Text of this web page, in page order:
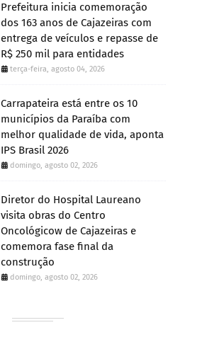
Prefeitura inicia comemoração
dos 163 anos de Cajazeiras com
entrega de veículos e repasse de
R$ 250 mil para entidades
terça-feira, agosto 04, 2026
Carrapateira está entre os 10
municípios da Paraíba com
melhor qualidade de vida, aponta
IPS Brasil 2026
domingo, agosto 02, 2026
Diretor do Hospital Laureano
visita obras do Centro
Oncológicow de Cajazeiras e
comemora fase final da
construção
domingo, agosto 02, 2026